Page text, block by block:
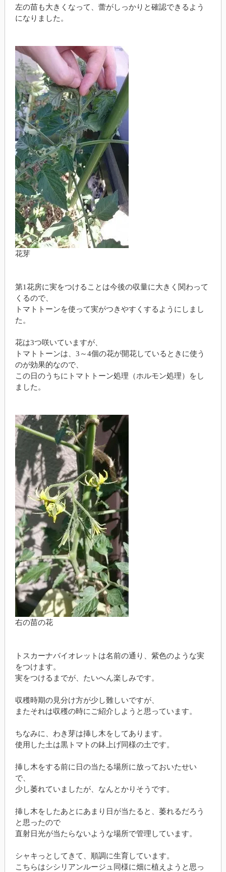
左の苗も大きくなって、蕾がしっかりと確認できるよう
になりました。
花芽
第1花房に実をつけることは今後の収量に大きく関わって
くるので、
トマトトーンを使って実がつきやすくするようにしまし
た。
花は3つ咲いていますが、
トマトトーンは、3～4個の花が開花しているときに使う
のが効果的なので、
この日のうちにトマトトーン処理（ホルモン処理）をし
ました。
右の苗の花
トスカーナバイオレットは名前の通り、紫色のような実
をつけます。
実をつけるまでが、たいへん楽しみです。
収穫時期の見分け方が少し難しいですが、
またそれは収穫の時にご紹介しようと思っています。
ちなみに、わき芽は挿し木をしてあります。
使用した土は黒トマトの鉢上げ同様の土です。
挿し木をする前に日の当たる場所に放っておいたせい
で、
少し萎れていましたが、なんとかりそうです。
挿し木をしたあとにあまり日が当たると、萎れるだろう
と思ったので
直射日光が当たらないような場所で管理しています。
シャキっとしてきて、順調に生育しています。
こちらはシシリアンルージュ同様に畑に植えようと思っ